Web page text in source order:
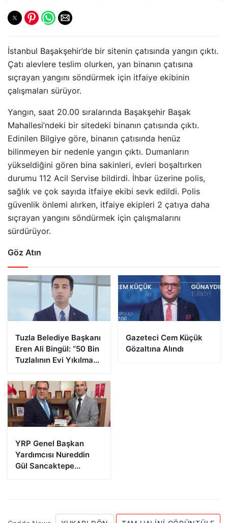
İstanbul Başakşehir’de bir sitenin çatısında yangın çıktı.
Çatı alevlere teslim olurken, yan binanın çatısına
sıçrayan yangını söndürmek için itfaiye ekibinin
çalışmaları sürüyor.
Yangın, saat 20.00 sıralarında Başakşehir Başak
Mahallesi’ndeki bir sitedeki binanın çatısında çıktı.
Edinilen Bilgiye göre, binanın çatısında henüz
bilinmeyen bir nedenle yangın çıktı. Dumanların
yükseldiğini gören bina sakinleri, evleri boşaltırken
durumu 112 Acil Servise bildirdi. İhbar üzerine polis,
sağlık ve çok sayıda itfaiye ekibi sevk edildi. Polis
güvenlik önlemi alırken, itfaiye ekipleri 2 çatıya daha
sıçrayan yangını söndürmek için çalışmalarını
sürdürüyor.
Göz Atın
Tuzla Belediye Başkanı
Eren Ali Bingül: “50 Bin
Tuzlalının Evi Yıkılma
Gazeteci Cem Küçük
Gözaltına Alındı
YRP Genel Başkan
Yardımcısı Nureddin
Gül Sancaktepe